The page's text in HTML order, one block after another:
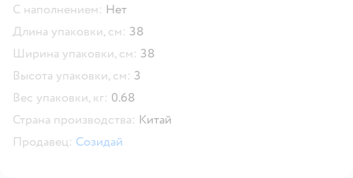
С наполнением: Нет
Длина упаковки, см: 38
Ширина упаковки, см: 38
Высота упаковки, см: 3
Вес упаковки, кг: 0.68
Страна производства: Китай
Продавец: Cозидай